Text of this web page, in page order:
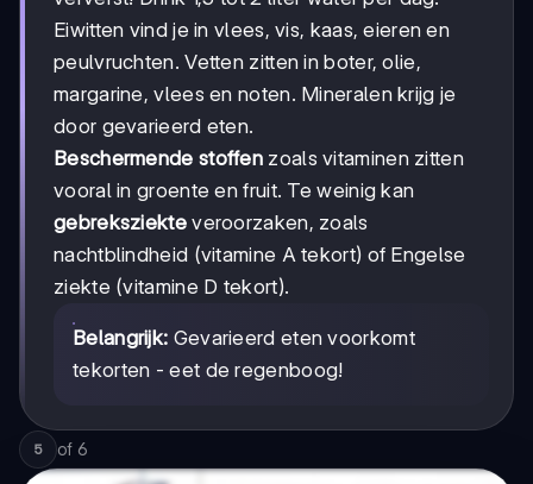
Eiwitten vind je in vlees, vis, kaas, eieren en
peulvruchten. Vetten zitten in boter, olie,
margarine, vlees en noten. Mineralen krijg je
door gevarieerd eten.
Beschermende stoffen zoals vitaminen zitten
vooral in groente en fruit. Te weinig kan
gebreksziekteveroorzaken, zoals
nachtblindheid (vitamine A tekort) of Engelse
ziekte (vitamine D tekort).
Belangrijk: Gevarieerd eten voorkomt
tekorten - eet de regenboog!
5 of 6